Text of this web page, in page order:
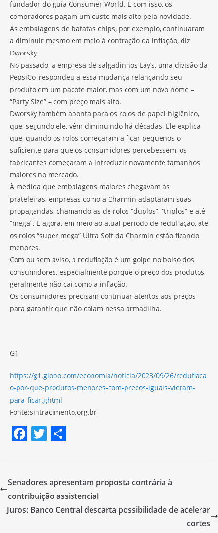
fundador do guia Consumer World. E com isso, os
compradores pagam um custo mais alto pela novidade.
As embalagens de batatas chips, por exemplo, continuaram
a diminuir mesmo em meio à contração da inflação, diz
Dworsky.
No passado, a empresa de salgadinhos Lay’s, uma divisão da
PepsiCo, respondeu a essa mudança relançando seu
produto em um pacote maior, mas com um novo nome –
“Party Size” – com preço mais alto.
Dworsky também aponta para os rolos de papel higiênico,
que, segundo ele, vêm diminuindo há décadas. Ele explica
que, quando os rolos começaram a ficar pequenos o
suficiente para que os consumidores percebessem, os
fabricantes começaram a introduzir novamente tamanhos
maiores no mercado.
À medida que embalagens maiores chegavam às
prateleiras, empresas como a Charmin adaptaram suas
propagandas, chamando-as de rolos “duplos”, “triplos” e até
“mega”. E agora, em meio ao atual período de reduflação, até
os rolos “super mega” Ultra Soft da Charmin estão ficando
menores.
Com ou sem aviso, a reduflação é um golpe no bolso dos
consumidores, especialmente porque o preço dos produtos
geralmente não cai como a inflação.
Os consumidores precisam continuar atentos aos preços
para garantir que não caiam nessa armadilha.
G1
https://g1.globo.com/economia/noticia/2023/09/26/reduflaca
o-por-que-produtos-menores-com-precos-iguais-vieram-
para-ficar.ghtml
Fonte:sintracimento.org.br
F
e
b
o
T
er e
Senadores apresentam proposta contrária à
contribuição assistencial
Juros: Banco Central descarta possibilidade de acelerar
cortes